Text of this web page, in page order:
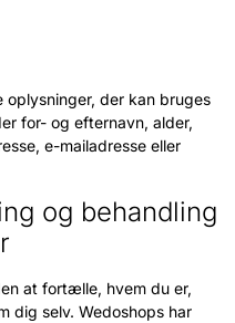
der kan bruges
for- og efternavn, alder,
e-mailadresse eller
og behandling
at fortælle, hvem du er,
dig selv. Wedoshops har